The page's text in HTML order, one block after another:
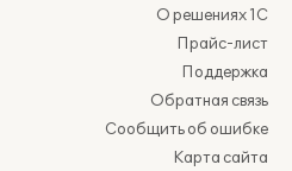
О решениях 1С
Прайс-лист
Поддержка
Обратная связь
Сообщить об ошибке
Карта сайта